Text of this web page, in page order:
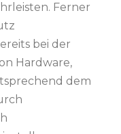
Ferner
bei der
Hardware,
dem